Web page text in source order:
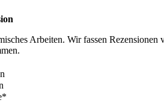
Arbeiten. Wir fassen Rezensionen